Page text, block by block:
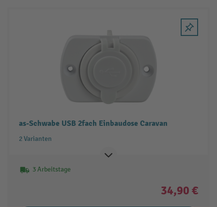
as-Schwabe USB 2fach Einbaudose Caravan
2 Varianten
3 Arbeitstage
34,90 €